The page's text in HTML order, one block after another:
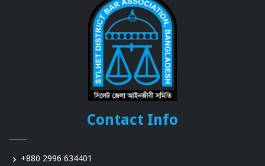
Contact Info
+880 2996 634401